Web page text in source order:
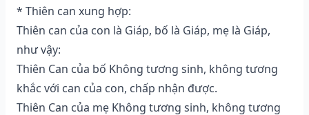
* Thiên can xung hợp:
Thiên can của con là Giáp, bố là Giáp, mẹ là Giáp,
như vậy:
Thiên Can của bố Không tương sinh, không tương
khắc với can của con, chấp nhận được.
Thiên Can của mẹ Không tương sinh, không tương